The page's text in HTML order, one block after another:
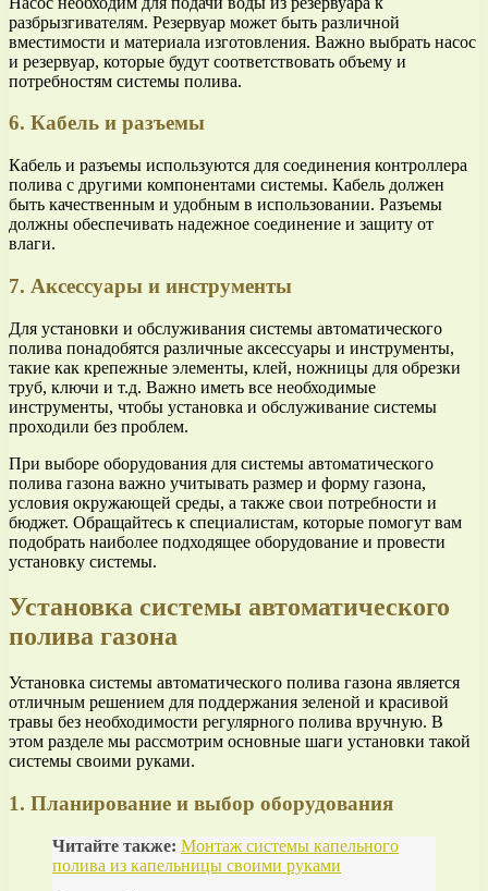
разбрызгивателям. Резервуар может быть различной
вместимости и материала изготовления. Важно выбрать насос
и резервуар, которые будут соответствовать объему и
потребностям системы полива.
6. Кабель и разъемы
Кабель и разъемы используются для соединения контроллера
полива с другими компонентами системы. Кабель должен
быть качественным и удобным в использовании. Разъемы
должны обеспечивать надежное соединение и защиту от
влаги.
7. Аксессуары и инструменты
Для установки и обслуживания системы автоматического
полива понадобятся различные аксессуары и инструменты,
такие как крепежные элементы, клей, ножницы для обрезки
труб, ключи и т.д. Важно иметь все необходимые
инструменты, чтобы установка и обслуживание системы
проходили без проблем.
При выборе оборудования для системы автоматического
полива газона важно учитывать размер и форму газона,
условия окружающей среды, а также свои потребности и
бюджет. Обращайтесь к специалистам, которые помогут вам
подобрать наиболее подходящее оборудование и провести
установку системы.
Установка системы автоматического
полива газона
Установка системы автоматического полива газона является
отличным решением для поддержания зеленой и красивой
травы без необходимости регулярного полива вручную. В
этом разделе мы рассмотрим основные шаги установки такой
системы своими руками.
1. Планирование и выбор оборудования
Читайте также: Монтаж системы капельного
полива из капельницы своими руками